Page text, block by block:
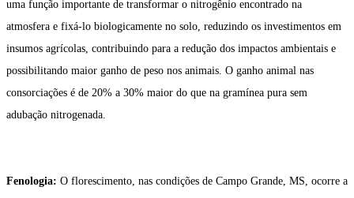
uma função importante de transformar o nitrogênio encontrado na
atmosfera e fixá-lo biologicamente no solo, reduzindo os investimentos em
insumos agrícolas, contribuindo para a redução dos impactos ambientais e
possibilitando maior ganho de peso nos animais. O ganho animal nas
consorciações é de 20% a 30% maior do que na gramínea pura sem
adubação nitrogenada.
Fenologia: O florescimento, nas condições de Campo Grande, MS, ocorre a